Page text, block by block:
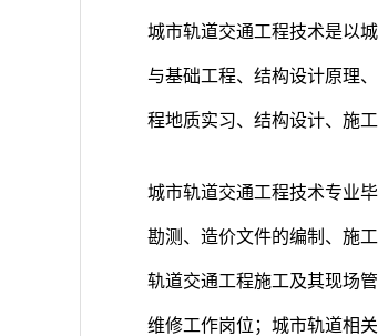
城市轨道交通工程技术是以
与基础工程、结构设计原理
程地质实习、结构设计、施
城市轨道交通工程技术专业
勘测、造价文件的编制、施
轨道交通工程施工及其现场
维修工作岗位；城市轨道相